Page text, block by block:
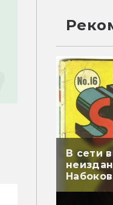
В сети